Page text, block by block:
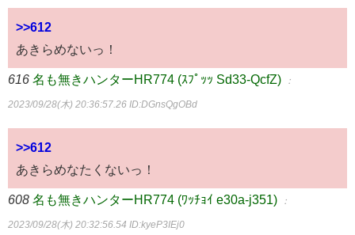
>>612
あきらめないっ！
616 名も無きハンターHR774 (ｽﾌﾟｯｯ Sd33-QcfZ) ：
2023/09/28(木) 20:36:57.26 ID:DGnsQgOBd
>>612
あきらめなたくないっ！
608 名も無きハンターHR774 (ﾜｯﾁｮｲ e30a-j351) ：
2023/09/28(木) 20:32:56.54 ID:kyeP3IEj0